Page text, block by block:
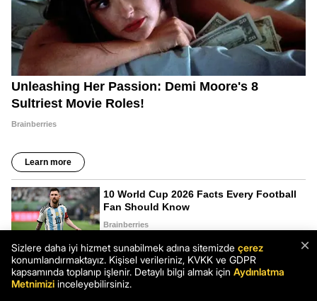
×
Sizlere daha iyi hizmet sunabilmek adına sitemizde çerez
konumlandırmaktayız. Kişisel verileriniz, KVKK ve GDPR
kapsamında toplanıp işlenir. Detaylı bilgi almak için Aydınlatma
Metnimizi inceleyebilirsiniz.